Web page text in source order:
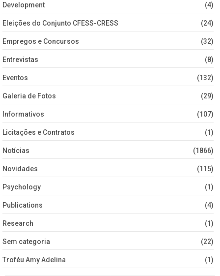
Development (4)
Eleições do Conjunto CFESS-CRESS (24)
Empregos e Concursos (32)
Entrevistas (8)
Eventos (132)
Galeria de Fotos (29)
Informativos (107)
Licitações e Contratos (1)
Notícias (1866)
Novidades (115)
Psychology (1)
Publications (4)
Research (1)
Sem categoria (22)
Troféu Amy Adelina (1)